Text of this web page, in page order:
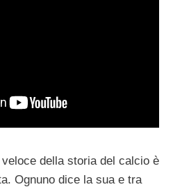
della storia del calcio è
Ognuno dice la sua e tra